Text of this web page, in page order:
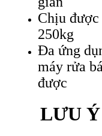
Chịu
250kg
Đa ứng
máy rửa
được
LƯU